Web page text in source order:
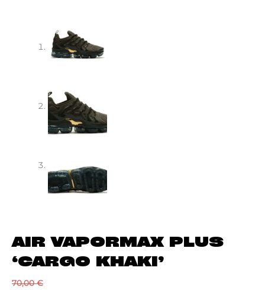
AIR VAPORMAX PLUS
‘CARGO KHAKI’
70,00€